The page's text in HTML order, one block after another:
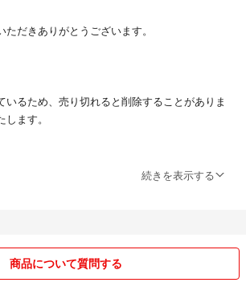
だきありがとうございます。
いるため、売り切れると削除することがありま
ます。
続きを表示する
商品について質問する